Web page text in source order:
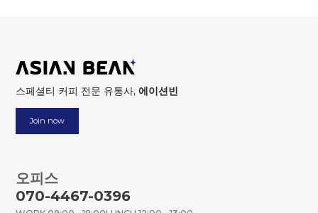
스페셜티 커피 전문 유통사,에이션빈
Join now
오피스
070-4467-0396